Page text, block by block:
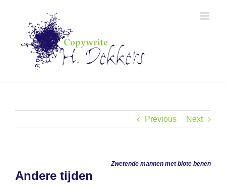
Previous Next
Zwetende mannen met blote benen
Andere tijden